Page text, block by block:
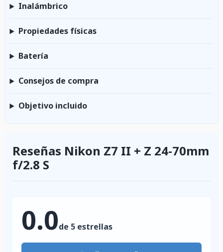
Inalámbrico
Propiedades físicas
Batería
Consejos de compra
Objetivo incluido
Reseñas Nikon Z7 II + Z 24-70mm
f/2.8 S
0.0de 5 estrellas